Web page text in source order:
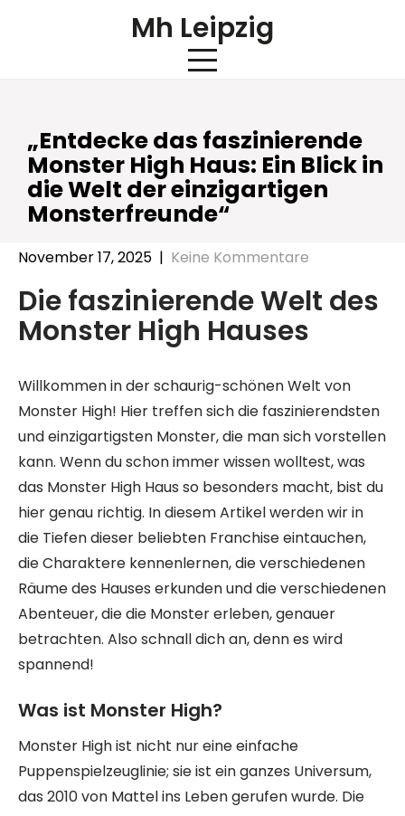
Mh Leipzig
„Entdecke das faszinierende
Monster High Haus: Ein Blick in
die Welt der einzigartigen
Monsterfreunde“
November 17, 2025 | Keine Kommentare
Die faszinierende Welt des
Monster High Hauses
Willkommen in der schaurig-schönen Welt von
Monster High! Hier treffen sich die faszinierendsten
und einzigartigsten Monster, die man sich vorstellen
kann. Wenn du schon immer wissen wolltest, was
das Monster High Haus so besonders macht, bist du
hier genau richtig. In diesem Artikel werden wir in
die Tiefen dieser beliebten Franchise eintauchen,
die Charaktere kennenlernen, die verschiedenen
Räume des Hauses erkunden und die verschiedenen
Abenteuer, die die Monster erleben, genauer
betrachten. Also schnall dich an, denn es wird
spannend!
Was ist Monster High?
Monster High ist nicht nur eine einfache
Puppenspielzeuglinie; sie ist ein ganzes Universum,
das 2010 von Mattel ins Leben gerufen wurde. Die